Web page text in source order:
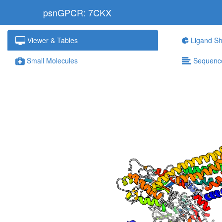
psnGPCR: 7CKX
Viewer & Tables Ligand
Small Molecules